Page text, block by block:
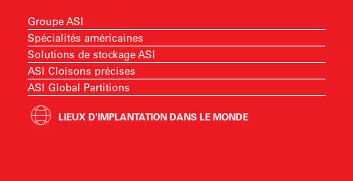
Groupe ASI
Spécialités américaines
Solutions de stockage ASI
ASI Cloisons précises
ASI Global Partitions
LIEUX D'IMPLANTATION DANS LE MONDE